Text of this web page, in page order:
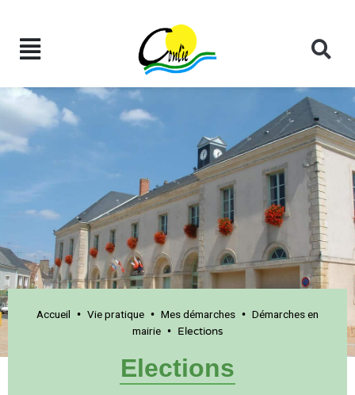
Accueil • Vie pratique • Mes démarches • Démarches en
mairie• Elections
Elections